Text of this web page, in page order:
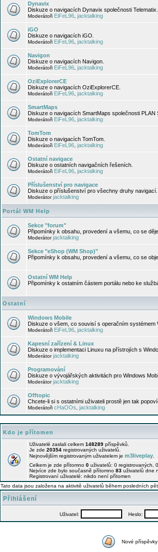
Dynavix
Diskuze o navigacích Dynavix společnosti Telematix.
Moderátoři EiFeL96 jacktalking
iGO
Diskuze o navigacích iGO.
Moderátoři EiFeL96 jacktalking
Navigon
Diskuze o navigacích Navigon.
Moderátoři EiFeL96 jacktalking
OziExplorerCE
Diskuze o navigacích OziExplorerCE.
Moderátoři EiFeL96 jacktalking
SmartMaps
Diskuze o navigacích SmartMaps společnosti PLAN
Moderátoři EiFeL96 jacktalking
TomTom
Diskuze o navigacích TomTom.
Moderátoři EiFeL96 jacktalking
Ostatní navigace
Diskuze o ostatních navigačních řešeních.
Moderátoři EiFeL96 jacktalking
Příslušenství pro navigace
Diskuze o příslušenství pro všechny druhy navigací.
Moderátorjacktalking
Portál WM Help
Sekce "forum"
Připomínky k obsahu, provedení a všemu, co se
Moderátorjacktalking
Sekce "eShop (WM Shop)"
Připomínky k obsahu, provedení a všemu, co se
Ostatní WM Help
Připomínky k ostatním částem portálu nebo ke
Ostatní
Windows Mobile
Diskuze o všem, co souvisí s operačním systémem
Moderátoři EiFeL96 jacktalking
Kapesní zařízení & Linux
Diskuze o implementaci Linuxu na přístrojích s
Moderátorjacktalking
Programování
Diskuze o vývojářských aktivitách pro Windows
Moderátorjacktalking
Offtopic
Chcete-li si s ostatními uživateli prostě jen tak
Moderátoři cHaOOs jacktalking
Kdo je přítomen
Uživatelé zaslali celkem 148289 příspěvků.
Je zde 20354 registrovaných uživatelů.
Nejnovějším registrovaným uživatelem je m3liveplay
Celkem je zde přítomno 0 uživatelů: 0 registrovaných,
Nejvíce zde bylo současně přítomno 83 uživatelů dne
Registrovaní uživatelé: nikdo není přítomen
Tato data jsou založena na aktivitě uživatelů během posledních
Přihlášení
Uživatel: Heslo:
Nové příspěvky